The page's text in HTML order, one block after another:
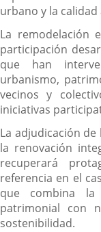
urbano y la
La remodelación
participación
que han
urbanismo,
vecinos y
iniciativas
La adjudicación
la renovación
recuperará
referencia en el
que combina
patrimonial con
sostenibilidad.